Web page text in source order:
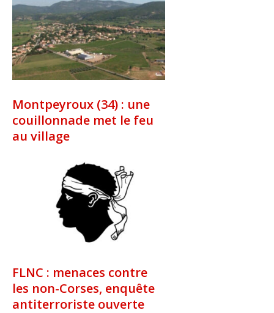
Montpeyroux (34) : une
couillonnade met le feu
au village
FLNC : menaces contre
les non-Corses, enquête
antiterroriste ouverte